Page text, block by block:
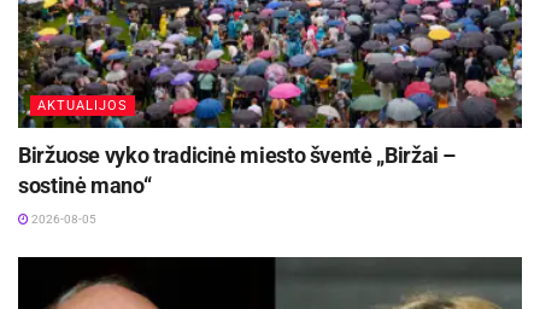
AKTUALIJOS
Biržuose vyko tradicinė miesto šventė „Biržai –
sostinė mano“
2026-08-05